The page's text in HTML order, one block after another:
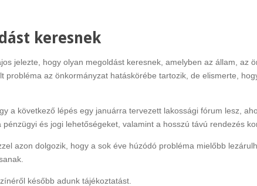
keresnek
jelezte, hogy olyan megoldást keresnek, amelyben az állam, az
probléma az önkormányzat hatáskörébe tartozik, de elismerte,
a következő lépés egy januárra tervezett lakossági fórum lesz,
és jogi lehetőségeket, valamint a hosszú távú rendezés
azon dolgozik, hogy a sok éve húzódó probléma mielőbb
később adunk tájékoztatást.